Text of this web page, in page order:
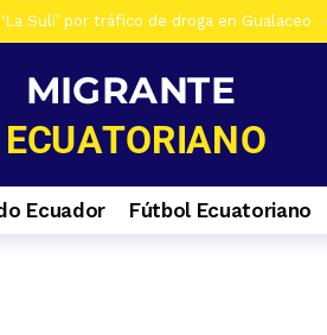
Suli’ por tráfico de droga en Gualaceo
de tránsito en el ingreso a Zhiña, en
comercializar productos irregulares en
armas en La Troncal. Hay una mujer
cuida la vida silvestre del sureste del
Ecuador Fútbol Ecuatoriano